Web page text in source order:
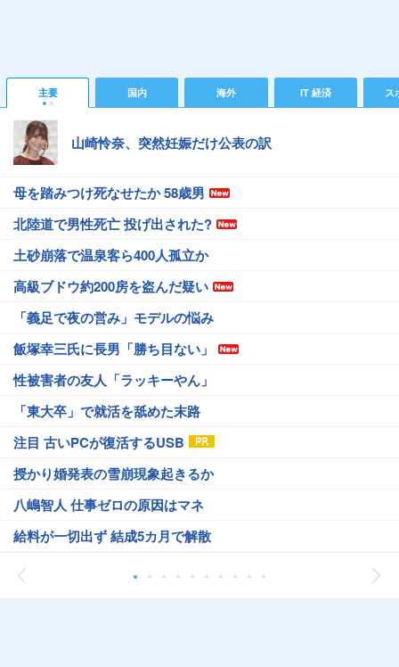
主要 国内 海外 IT 経済 ス
山崎怜奈、突然妊娠だけ公表の訳
母を踏みつけ死なせたか 58歳男
北陸道で男性死亡 投げ出された?
土砂崩落で温泉客ら400人孤立か
高級ブドウ約200房を盗んだ疑い
「義足で夜の営み」モデルの悩み
飯塚幸三氏に長男「勝ち目ない」
性被害者の友人「ラッキーやん」
「東大卒」で就活を舐めた末路
注目 古いPCが復活するUSB
授かり婚発表の雪崩現象起きるか
八嶋智人 仕事ゼロの原因はマネ
給料が一切出ず 結成5カ月で解散